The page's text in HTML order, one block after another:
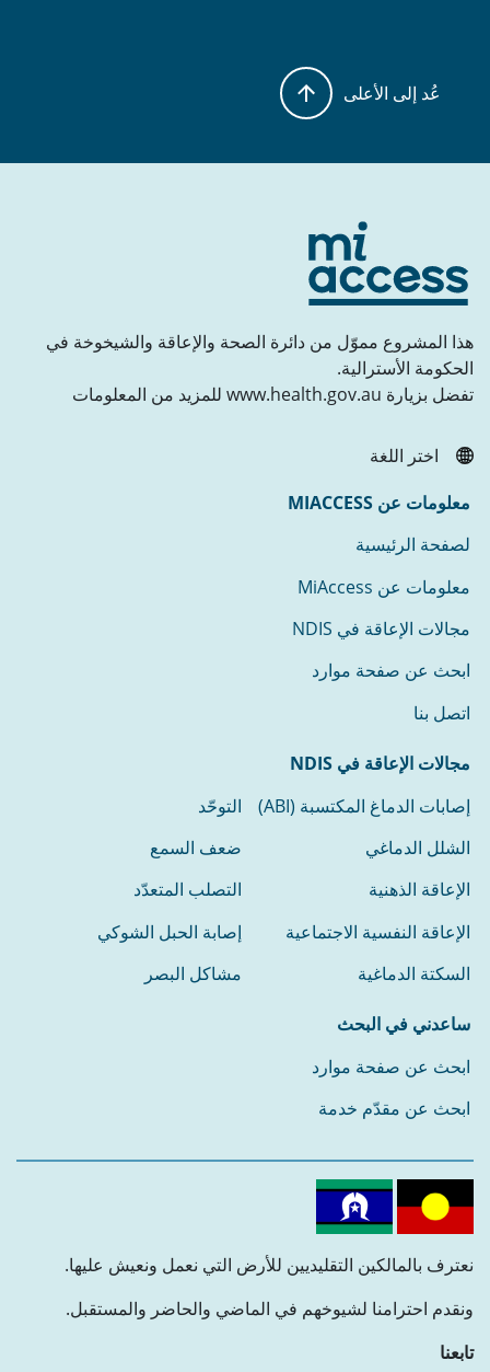
عُد إلى الأعلى
هذا المشروع مموّل من دائرة الصحة والإعاقة والشيخوخة في
الحكومة الأسترالية.
تفضل بزيارة www.health.gov.au للمزيد من المعلومات
اختر اللغة
معلومات عن MIACCESS
لصفحة الرئيسية
معلومات عن MiAccess
مجالات الإعاقة في NDIS
ابحث عن صفحة موارد
اتصل بنا
مجالات الإعاقة في NDIS
إصابات الدماغ المكتسبة (ABI)
التوحّد
الشلل الدماغي
ضعف السمع
الإعاقة الذهنية
التصلب المتعدّد
الإعاقة النفسية الاجتماعية
إصابة الحبل الشوكي
السكتة الدماغية
مشاكل البصر
ساعدني في البحث
ابحث عن صفحة موارد
ابحث عن مقدّم خدمة
نعترف بالمالكين التقليديين للأرض التي نعمل ونعيش عليها.
ونقدم احترامنا لشيوخهم في الماضي والحاضر والمستقبل.
تابعنا